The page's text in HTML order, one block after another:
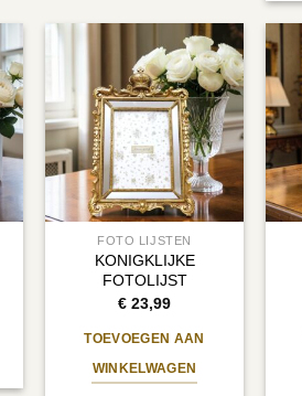
meerdere
variaties.
Deze
optie
kan
gekozen
worden
op
de
productpagina
FOTO LIJSTEN
KONIGKLIJKE
FOTOLIJST
€ 23,99
TOEVOEGEN AAN
WINKELWAGEN